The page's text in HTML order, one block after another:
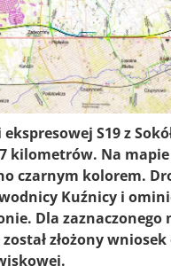
S19 z
kilometrów. Na
czarnym kolorem.
Kuźnicy i
Dla zaznaczonego
został złożony